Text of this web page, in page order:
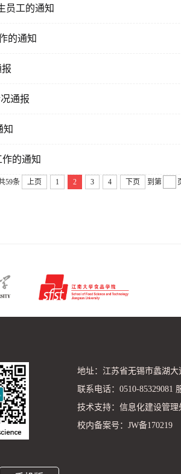
员工的通知
的通知
通报
知
的通知
59条 上页 1 2 3 4 下页 到第
地址：江苏省无锡市蠡湖大
联系电话：0510-85329081
技术支持：信息化建设管理
校内备案号：JW备170219